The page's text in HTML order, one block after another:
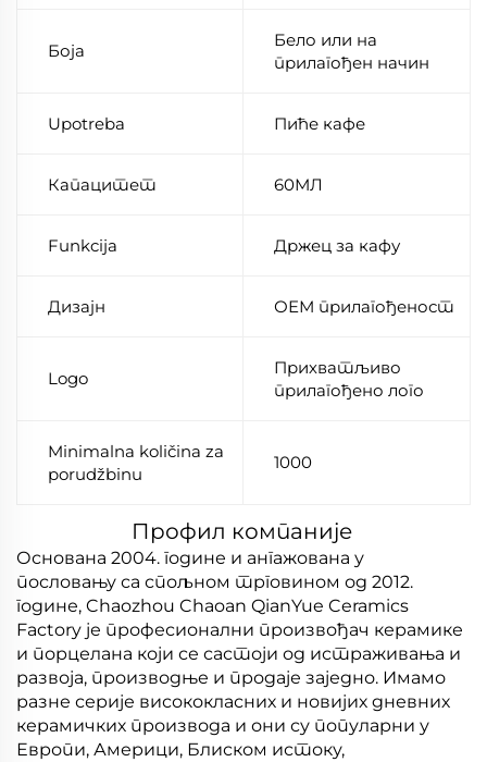
Боја
Бело или на
прилагођен начин
Upotreba Пиће кафе
Капацитет 60МЛ
Funkcija Држец за кафу
Дизајн ОЕМ прилагођеност
Logo
Прихватљиво
прилагођено лого
Minimalna količina za
porudžbinu
1000
Профил компаније
Основана 2004. године и ангажована у
пословању са спољном трговином од 2012.
године, Chaozhou Chaoan QianYue Ceramics
Factory је професионални произвођач керамике
и порцелана који се састоји од истраживања и
развоја, производње и продаје заједно. Имамо
разне серије висококласних и новијих дневних
керамичких производа и они су популарни у
Европи, Америци, Блиском истоку,